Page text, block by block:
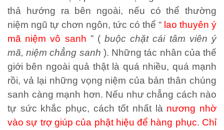
thả hướng ra bên ngoài, nếu có thể thường
niệm ngũ tự chơn ngôn, tức có thể “ lao thuyên ý
mã niệm vô sanh ” (buộc chặt cái tâm viên ý
mã, niệm chẳng sanh ). Những tác nhân của thế
giới bên ngoài quả thật là quá nhiều, quá mạnh
rồi, vả lại những vọng niệm của bản thân chúng
sanh càng mạnh hơn. Nếu như chẳng cách nào
tự sức khắc phục, cách tốt nhất là nương nhờ
vào sự trợ giúp của phật hiệu để hàng phục. Chỉ